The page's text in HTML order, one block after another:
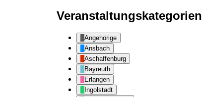
Veranstaltungskategorien
Angehörige
Ansbach
Aschaffenburg
Bayreuth
Erlangen
Ingolstadt